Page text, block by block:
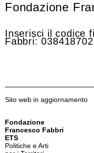
Fondazione
Inserisci il codice
Fabbri:
Sito web in aggiornamento
Fondazione
Francesco Fabbri
ETS
Politiche e Arti